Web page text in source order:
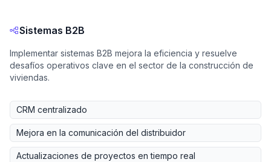
Sistemas B2B
Implementar sistemas B2B mejora la eficiencia y resuelve
desafíos operativos clave en el sector de la construcción de
viviendas.
CRM centralizado
Mejora en la comunicación del distribuidor
Actualizaciones de proyectos en tiempo real